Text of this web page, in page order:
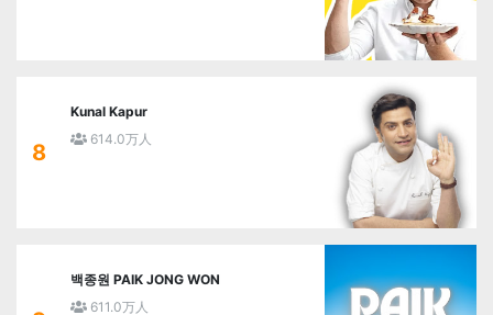
8
Kunal Kapur
614.0万人
백종원 PAIK JONG WON
611.0万人